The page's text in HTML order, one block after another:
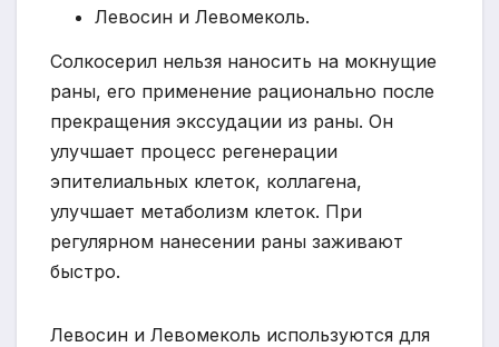
Левосин и Левомеколь.
Солкосерил нельзя наносить на мокнущие
раны, его применение рационально после
прекращения экссудации из раны. Он
улучшает процесс регенерации
эпителиальных клеток, коллагена,
улучшает метаболизм клеток. При
регулярном нанесении раны заживают
быстро.
Левосин и Левомеколь используются для